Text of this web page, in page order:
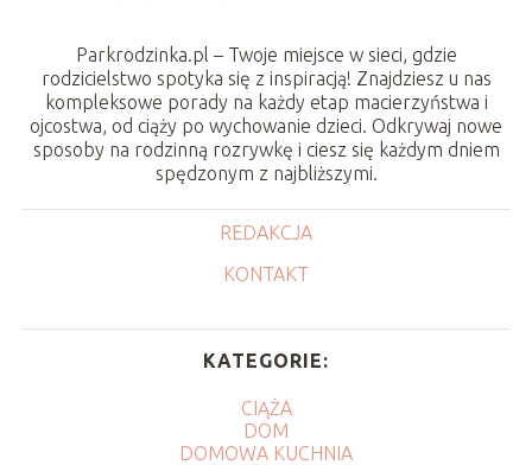
Parkrodzinka.pl – Twoje miejsce w sieci, gdzie
rodzicielstwo spotyka się z inspiracją! Znajdziesz u nas
kompleksowe porady na każdy etap macierzyństwa i
ojcostwa, od ciąży po wychowanie dzieci. Odkrywaj nowe
sposoby na rodzinną rozrywkę i ciesz się każdym dniem
spędzonym z najbliższymi.
REDAKCJA
KONTAKT
KATEGORIE:
CIĄŻA
DOM
DOMOWA KUCHNIA